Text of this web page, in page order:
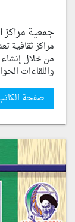
جمعية مراكز
مراكز ثقافية
من خلال
واللقاءات
صفحة